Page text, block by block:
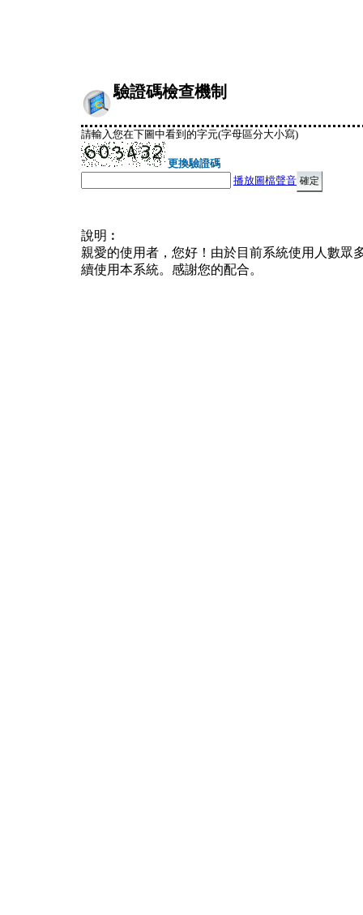
驗證碼檢查機制
請輸入您在下圖中看到的字元(字母區分大小寫)
更換驗證碼
播放圖檔聲音
說明︰
親愛的使用者，您好！由於目前系統使用人數眾
續使用本系統。感謝您的配合。